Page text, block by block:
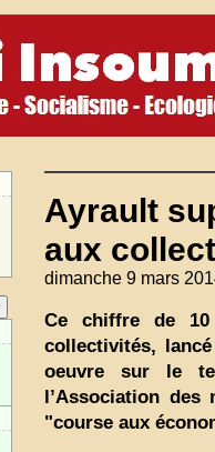
Ayrault
aux
dimanche 9 mars
Ce chiffre de 10
collectivités,
oeuvre sur le
l’Association des
"course aux